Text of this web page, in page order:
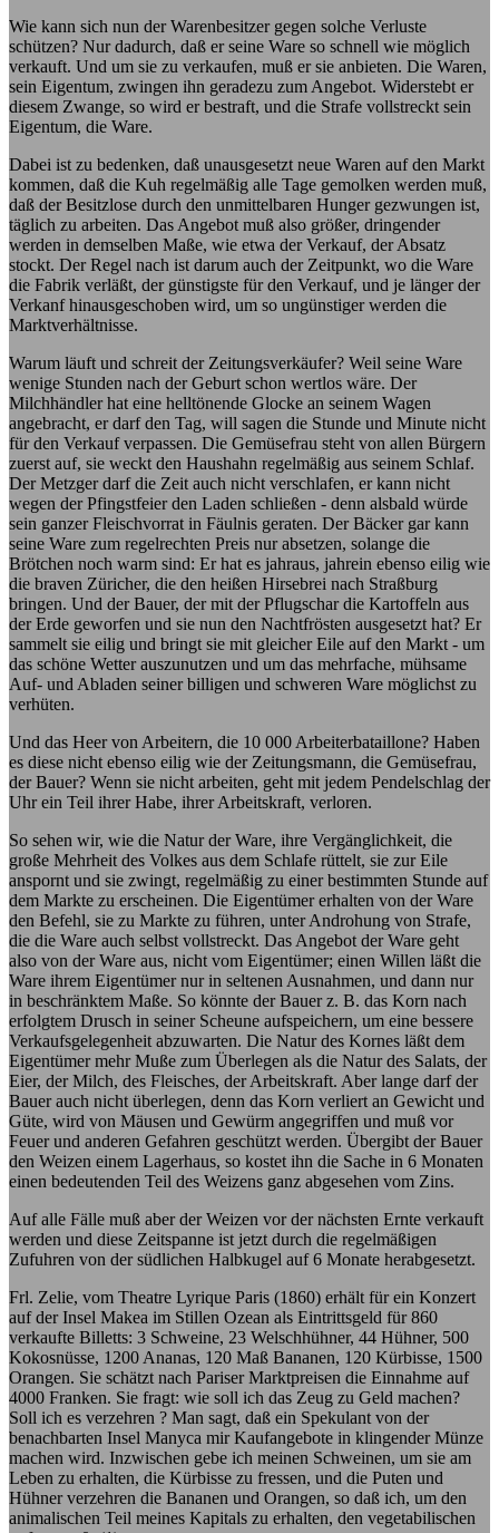
Wie kann sich nun der Warenbesitzer gegen solche Verluste
schützen? Nur dadurch, daß er seine Ware so schnell wie möglich
verkauft. Und um sie zu verkaufen, muß er sie anbieten. Die Waren,
sein Eigentum, zwingen ihn geradezu zum Angebot. Widerstebt er
diesem Zwange, so wird er bestraft, und die Strafe vollstreckt sein
Eigentum, die Ware.
Dabei ist zu bedenken, daß unausgesetzt neue Waren auf den Markt
kommen, daß die Kuh regelmäßig alle Tage gemolken werden muß,
daß der Besitzlose durch den unmittelbaren Hunger gezwungen ist,
täglich zu arbeiten. Das Angebot muß also größer, dringender
werden in demselben Maße, wie etwa der Verkauf, der Absatz
stockt. Der Regel nach ist darum auch der Zeitpunkt, wo die Ware
die Fabrik verläßt, der günstigste für den Verkauf, und je länger der
Verkanf hinausgeschoben wird, um so ungünstiger werden die
Marktverhältnisse.
Warum läuft und schreit der Zeitungsverkäufer? Weil seine Ware
wenige Stunden nach der Geburt schon wertlos wäre. Der
Milchhändler hat eine helltönende Glocke an seinem Wagen
angebracht, er darf den Tag, will sagen die Stunde und Minute nicht
für den Verkauf verpassen. Die Gemüsefrau steht von allen Bürgern
zuerst auf, sie weckt den Haushahn regelmäßig aus seinem Schlaf.
Der Metzger darf die Zeit auch nicht verschlafen, er kann nicht
wegen der Pfingstfeier den Laden schließen - denn alsbald würde
sein ganzer Fleischvorrat in Fäulnis geraten. Der Bäcker gar kann
seine Ware zum regelrechten Preis nur absetzen, solange die
Brötchen noch warm sind: Er hat es jahraus, jahrein ebenso eilig wie
die braven Züricher, die den heißen Hirsebrei nach Straßburg
bringen. Und der Bauer, der mit der Pflugschar die Kartoffeln aus
der Erde geworfen und sie nun den Nachtfrösten ausgesetzt hat? Er
sammelt sie eilig und bringt sie mit gleicher Eile auf den Markt - um
das schöne Wetter auszunutzen und um das mehrfache, mühsame
Auf- und Abladen seiner billigen und schweren Ware möglichst zu
verhüten.
Und das Heer von Arbeitern, die 10 000 Arbeiterbataillone? Haben
es diese nicht ebenso eilig wie der Zeitungsmann, die Gemüsefrau,
der Bauer? Wenn sie nicht arbeiten, geht mit jedem Pendelschlag der
Uhr ein Teil ihrer Habe, ihrer Arbeitskraft, verloren.
So sehen wir, wie die Natur der Ware, ihre Vergänglichkeit, die
große Mehrheit des Volkes aus dem Schlafe rüttelt, sie zur Eile
anspornt und sie zwingt, regelmäßig zu einer bestimmten Stunde auf
dem Markte zu erscheinen. Die Eigentümer erhalten von der Ware
den Befehl, sie zu Markte zu führen, unter Androhung von Strafe,
die die Ware auch selbst vollstreckt. Das Angebot der Ware geht
also von der Ware aus, nicht vom Eigentümer; einen Willen läßt die
Ware ihrem Eigentümer nur in seltenen Ausnahmen, und dann nur
in beschränktem Maße. So könnte der Bauer z. B. das Korn nach
erfolgtem Drusch in seiner Scheune aufspeichern, um eine bessere
Verkaufsgelegenheit abzuwarten. Die Natur des Kornes läßt dem
Eigentümer mehr Muße zum Überlegen als die Natur des Salats, der
Eier, der Milch, des Fleisches, der Arbeitskraft. Aber lange darf der
Bauer auch nicht überlegen, denn das Korn verliert an Gewicht und
Güte, wird von Mäusen und Gewürm angegriffen und muß vor
Feuer und anderen Gefahren geschützt werden. Übergibt der Bauer
den Weizen einem Lagerhaus, so kostet ihn die Sache in 6 Monaten
einen bedeutenden Teil des Weizens ganz abgesehen vom Zins.
Auf alle Fälle muß aber der Weizen vor der nächsten Ernte verkauft
werden und diese Zeitspanne ist jetzt durch die regelmäßigen
Zufuhren von der südlichen Halbkugel auf 6 Monate herabgesetzt.
Frl. Zelie, vom Theatre Lyrique Paris (1860) erhält für ein Konzert
auf der Insel Makea im Stillen Ozean als Eintrittsgeld für 860
verkaufte Billetts: 3 Schweine, 23 Welschhühner, 44 Hühner, 500
Kokosnüsse, 1200 Ananas, 120 Maß Bananen, 120 Kürbisse, 1500
Orangen. Sie schätzt nach Pariser Marktpreisen die Einnahme auf
4000 Franken. Sie fragt: wie soll ich das Zeug zu Geld machen?
Soll ich es verzehren ? Man sagt, daß ein Spekulant von der
benachbarten Insel Manyca mir Kaufangebote in klingender Münze
machen wird. Inzwischen gebe ich meinen Schweinen, um sie am
Leben zu erhalten, die Kürbisse zu fressen, und die Puten und
Hühner verzehren die Bananen und Orangen, so daß ich, um den
animalischen Teil meines Kapitals zu erhalten, den vegetabilischen